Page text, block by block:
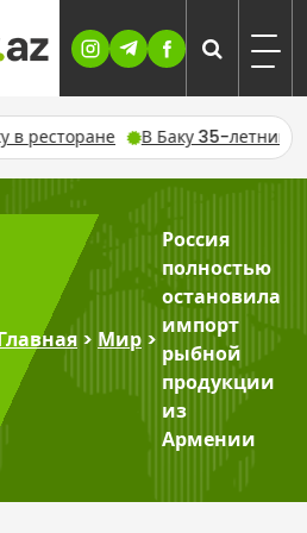
В Баку 35-летний
> Мир >
Россия
полностью
остановила
импорт
рыбной
продукции
из
Армении